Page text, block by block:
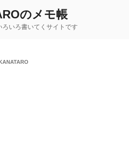
のメモ帳
いろ書いてくサイトです